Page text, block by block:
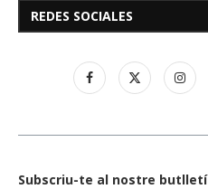
REDES SOCIALES
Subscriu-te al nostre butlletí